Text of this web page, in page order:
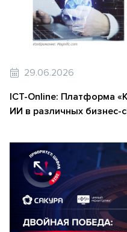
29.06.2026
ICT-Online: Платформа
ИИ в различных бизнес-